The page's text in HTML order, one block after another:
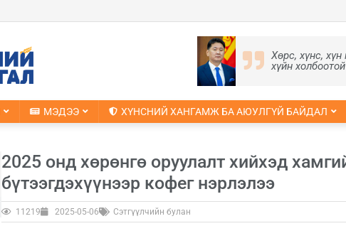
Хөрс, хүнс, хүн
хүйн холбоотой
МЭДЭЭ ХҮНСНИЙ ХАНГАМЖ БА АЮУЛГҮЙ БАЙДАЛ
2025 онд хөрөнгө оруулалт хийхэд
бүтээгдэхүүнээр кофег нэрлэлээ
11219 2025-05-06 Сэтгүүлчийн булан